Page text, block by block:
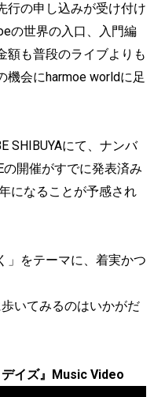
行の申し込みが受け付け
の世界の入口、入門編
額も普段のライブよりも
機会にharmoe worldに足
SHIBUYAにて、ナンバ
開催がすでに発表済み
になることが予感され
」をテーマに、着実かつ
いてみるのはいかがだ
イズ』Music Video